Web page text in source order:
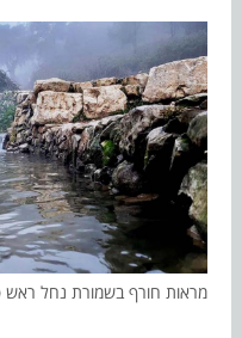
מראות חורף בשמורת נחל ראש